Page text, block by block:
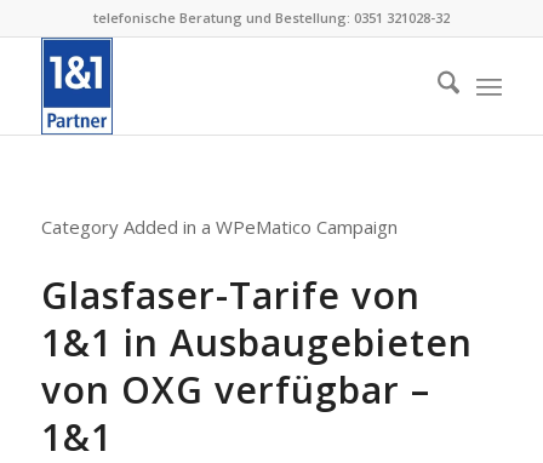
telefonische Beratung und Bestellung: 0351 321028-32
Category Added in a WPeMatico Campaign
Glasfaser-Tarife von
1&1 in Ausbaugebieten
von OXG verfügbar –
1&1